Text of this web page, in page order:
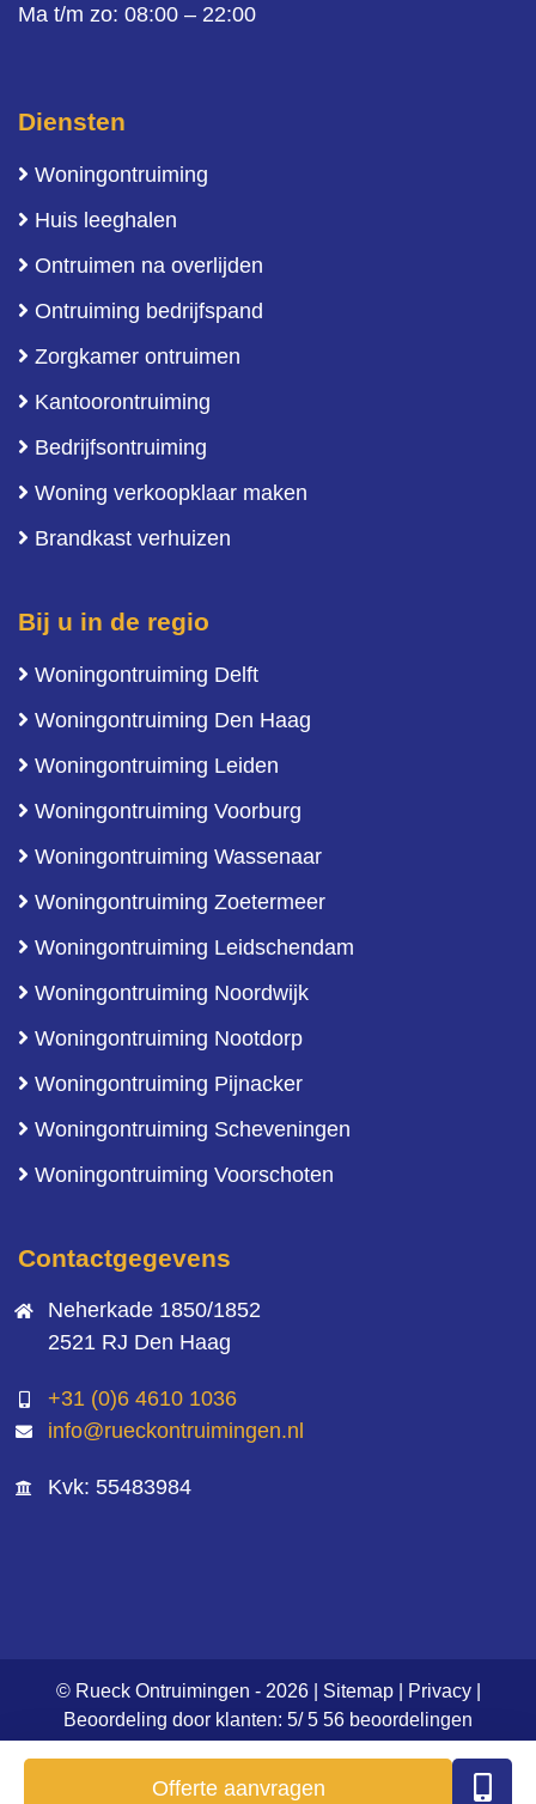
Offerte aanvragen
Ma t/m zo: 08:00 – 22:00
Diensten
Woningontruiming
Huis leeghalen
Ontruimen na overlijden
Ontruiming bedrijfspand
Zorgkamer ontruimen
Kantoorontruiming
Bedrijfsontruiming
Woning verkoopklaar maken
Brandkast verhuizen
Bij u in de regio
Woningontruiming Delft
Woningontruiming Den Haag
Woningontruiming Leiden
Woningontruiming Voorburg
Woningontruiming Wassenaar
Woningontruiming Zoetermeer
Woningontruiming Leidschendam
Woningontruiming Noordwijk
Woningontruiming Nootdorp
Woningontruiming Pijnacker
Woningontruiming Scheveningen
Woningontruiming Voorschoten
Contactgegevens
Neherkade 1850/1852
2521 RJ Den Haag
+31 (0)6 4610 1036
info@rueckontruimingen.nl
Kvk: 55483984
© Rueck Ontruimingen - 2026 | Sitemap| Privacy|
Beoordeling door klanten: 5/5 56 beoordelingen